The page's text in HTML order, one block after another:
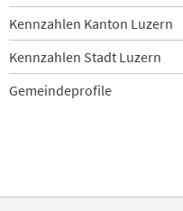
Kennzahlen Kanton Luzern
Kennzahlen Stadt Luzern
Gemeindeprofile